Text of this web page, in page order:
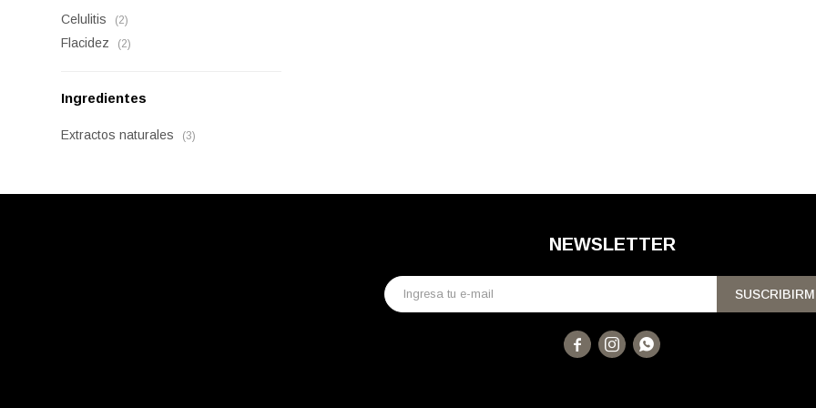
Celulitis (2)
Flacidez (2)
Ingredientes
Extractos naturales (3)
NEWSLETTER
  